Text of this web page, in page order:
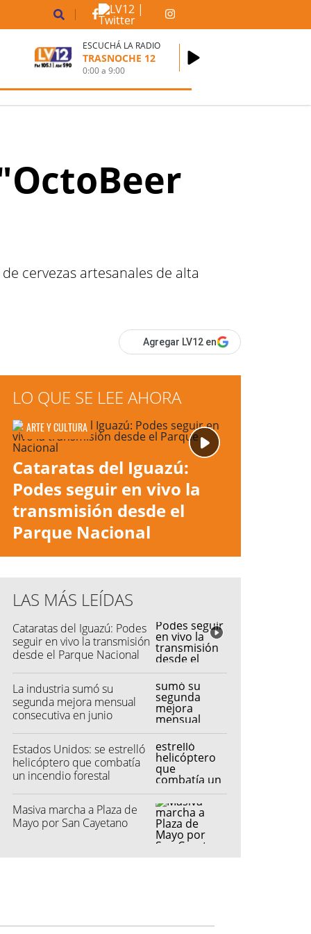
ESCUCHÁ LA RADIO
TRASNOCHE 12
0:00a9:00
cervezas artesanales de alta
Agregar LV12 en
LO QUE SE LEE AHORA
ARTE Y CULTURA
Cataratas del Iguazú:
Podes seguir en vivo la
transmisión desde el
Parque Nacional
LAS MÁS LEÍDAS
Cataratas del Iguazú: Podes
seguir en vivo la transmisión
desde el Parque Nacional
La industria sumó su
segunda mejora mensual
consecutiva en junio
Estados Unidos: se estrelló
helicóptero que combatía
un incendio forestal
Masiva marcha a Plaza de
Mayo por San Cayetano